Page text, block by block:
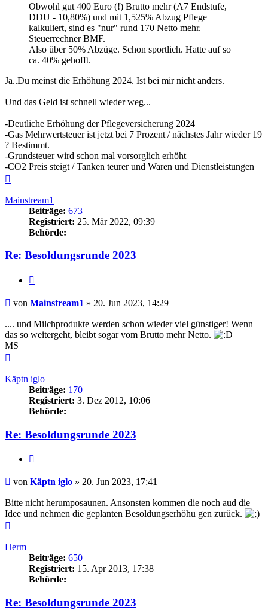
Obwohl gut 400 Euro (!) Brutto mehr (A7 Endstufe,
DDU - 10,80%) und mit 1,525% Abzug Pflege
kalkuliert, sind es "nur" rund 170 Netto mehr.
Steuerrechner BMF.
Also über 50% Abzüge. Schon sportlich. Hatte auf so
ca. 40% gehofft.
Ja..Du meinst die Erhöhung 2024. Ist bei mir nicht anders.
Und das Geld ist schnell wieder weg...
-Deutliche Erhöhung der Pflegeversicherung 2024
-Gas Mehrwertsteuer ist jetzt bei 7 Prozent / nächstes Jahr wieder 19
? Bestimmt.
-Grundsteuer wird schon mal vorsorglich erhöht
-CO2 Preis steigt / Tanken teurer und Waren und Dienstleistungen
Mainstream1
Beiträge: 673
Registriert: 25. Mär 2022, 09:39
Behörde:
Re: Besoldungsrunde 2023
Beitrag
von Mainstream1 » 20. Jun 2023, 14:29
.... und Milchprodukte werden schon wieder viel günstiger! Wenn
das so weitergeht, bleibt sogar vom Brutto mehr Netto.
MS
Käptn iglo
Beiträge: 170
Registriert: 3. Dez 2012, 10:06
Behörde:
Re: Besoldungsrunde 2023
Beitrag
von Käptn iglo » 20. Jun 2023, 17:41
Bitte nicht herumposaunen. Ansonsten kommen die noch aud die
Idee und nehmen die geplanten Besoldungserhöhu gen zurück.
Herm
Beiträge: 650
Registriert: 15. Apr 2013, 17:38
Behörde:
Re: Besoldungsrunde 2023